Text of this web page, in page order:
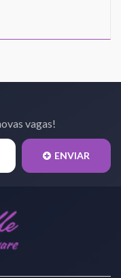
vagas!
ENVIAR